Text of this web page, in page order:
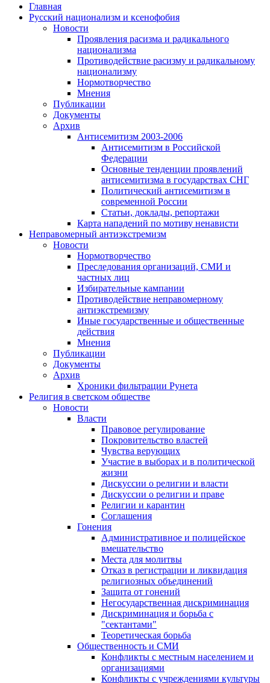
Главная
Русский национализм и ксенофобия
Новости
Проявления расизма и радикального
национализма
Противодействие расизму и радикальному
национализму
Нормотворчество
Мнения
Публикации
Документы
Архив
Антисемитизм 2003-2006
Антисемитизм в Российской
Федерации
Основные тенденции проявлений
антисемитизма в государствах СНГ
Политический антисемитизм в
современной России
Статьи, доклады, репортажи
Карта нападений по мотиву ненависти
Неправомерный антиэкстремизм
Новости
Нормотворчество
Преследования организаций, СМИ и
частных лиц
Избирательные кампании
Противодействие неправомерному
антиэкстремизму
Иные государственные и общественные
действия
Мнения
Публикации
Документы
Архив
Хроники фильтрации Рунета
Религия в светском обществе
Новости
Власти
Правовое регулирование
Покровительство властей
Чувства верующих
Участие в выборах и в политической
жизни
Дискуссии о религии и власти
Дискуссии о религии и праве
Религии и карантин
Соглашения
Гонения
Административное и полицейское
вмешательство
Места для молитвы
Отказ в регистрации и ликвидация
религиозных объединений
Защита от гонений
Негосударственная дискриминация
Дискриминация и борьба с
"сектантами"
Теоретическая борьба
Общественность и СМИ
Конфликты с местным населением и
организациями
Конфликты с учреждениями культуры